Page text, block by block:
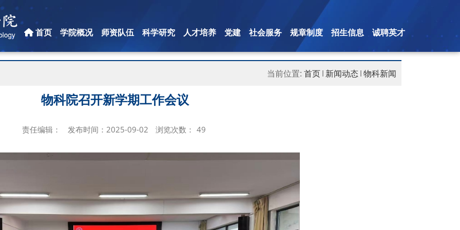
首页 学院概况 师资队伍 科学研究 人才培养 党建 社会服务 规章制度 招生信息 诚聘英才
当前位置: 首页 新闻动态 物科新闻
物科院召开新学期工作会议
责任编辑： 发布时间：2025-09-02 浏览次数： 49